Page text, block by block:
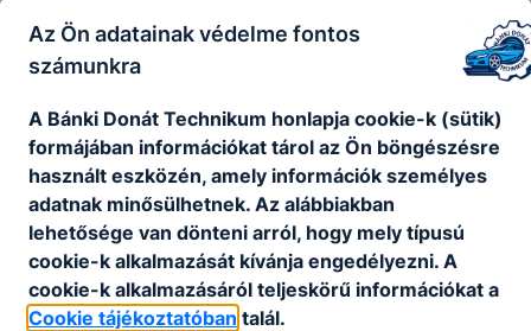
nemcsak tudást ad, hanem élményt is: ahol jó
lenni, ahová szívesen jönnek be reggel, ahol
fontosak számunkra. Egy olyan közeget, ahol a
tanulás nem kényszer, hanem lehetőség, és ahol
maradandó élményekkel gazdagodnak nap mint
nap.
Az Ön adatainak védelme fontos
számunkra
A Bánki Donát Technikum honlapja cookie-k (sütik)
formájában információkat tárol az Ön böngészésre
használt eszközén, amely információk személyes
adatnak minősülhetnek. Az alábbiakban
lehetősége van dönteni arról, hogy mely típusú
cookie-k alkalmazását kívánja engedélyezni. A
cookie-k alkalmazásáról teljeskörű információkat a
Cookie tájékoztatóban talál.